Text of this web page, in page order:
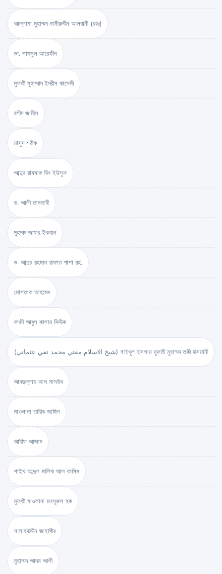
আল্লামা মুহাম্মদ নাসীরুদ্দীন আলবানী (রহঃ)
ডা. শামসুল আরেফীন
মুফতী মুহাম্মাদ ইদরীস কাসেমী
রশীদ জামীল
মাসুদ শরীফ
আব্দুর রাযযাক বিন ইউসুফ
ড. আলী তানতাবী
মুহম্মদ জাফর ইকবাল
ড. আব্দুর রহমান রাফাত পাশা রহ.
মোশতাক আহমেদ
কাজী আবুল কালাম সিদ্দীক
(شيخ الاسلام مفتي محمد تقي عثماني) শাইখুল ইসলাম মুফতী মুহাম্মদ তকী উসমানী
আবদুল্লাহ আল মাসউদ
মাওলানা তারিক জামিল
আরিফ আজাদ
শাইখ আব্দুল মালিক আল কাসিম
মুফতী মাওলানা মনসূরুল হক
সালাহউদ্দীন জাহাঙ্গীর
মুহাম্মদ আদম আলী